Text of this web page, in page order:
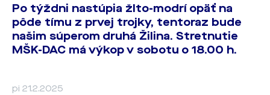
Po týždni nastúpia žlto-modrí opäť na
pôde tímu z prvej trojky, tentoraz bude
našim súperom druhá Žilina. Stretnutie
MŠK-DAC má výkop v sobotu o 18.00 h.
pi 21.2.2025